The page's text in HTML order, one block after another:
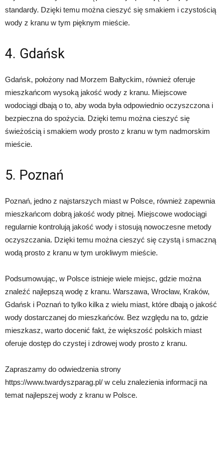
standardy. Dzięki temu można cieszyć się smakiem i czystością
wody z kranu w tym pięknym mieście.
4. Gdańsk
Gdańsk, położony nad Morzem Bałtyckim, również oferuje
mieszkańcom wysoką jakość wody z kranu. Miejscowe
wodociągi dbają o to, aby woda była odpowiednio oczyszczona i
bezpieczna do spożycia. Dzięki temu można cieszyć się
świeżością i smakiem wody prosto z kranu w tym nadmorskim
mieście.
5. Poznań
Poznań, jedno z najstarszych miast w Polsce, również zapewnia
mieszkańcom dobrą jakość wody pitnej. Miejscowe wodociągi
regularnie kontrolują jakość wody i stosują nowoczesne metody
oczyszczania. Dzięki temu można cieszyć się czystą i smaczną
wodą prosto z kranu w tym urokliwym mieście.
Podsumowując, w Polsce istnieje wiele miejsc, gdzie można
znaleźć najlepszą wodę z kranu. Warszawa, Wrocław, Kraków,
Gdańsk i Poznań to tylko kilka z wielu miast, które dbają o jakość
wody dostarczanej do mieszkańców. Bez względu na to, gdzie
mieszkasz, warto docenić fakt, że większość polskich miast
oferuje dostęp do czystej i zdrowej wody prosto z kranu.
Zapraszamy do odwiedzenia strony
https://www.twardyszparag.pl/ w celu znalezienia informacji na
temat najlepszej wody z kranu w Polsce.